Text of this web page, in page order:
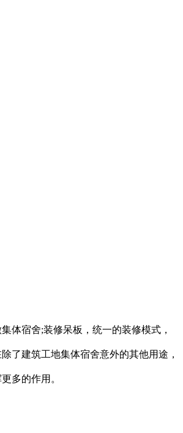
体宿舍;装修呆板，统一的装修模式，
了建筑工地集体宿舍意外的其他用途，
多的作用。